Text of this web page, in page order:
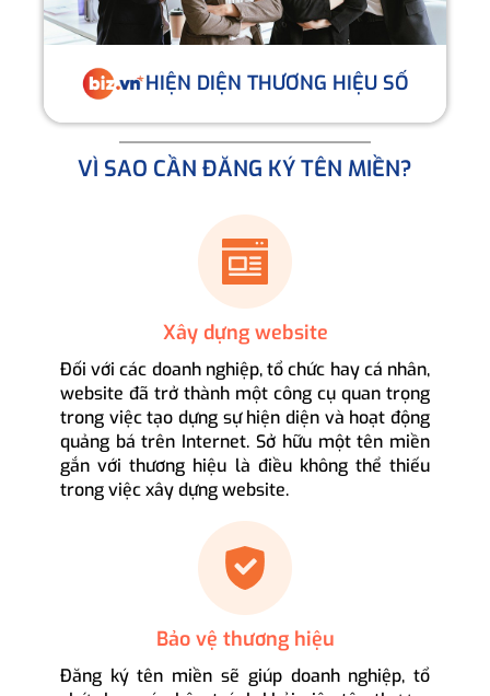
HIỆN DIỆN THƯƠNG HIỆU SỐ
VÌ SAO CẦN ĐĂNG KÝ TÊN MIỀN?
Xây dựng website
Đối với các doanh nghiệp, tổ chức hay cá nhân,
website đã trở thành một công cụ quan trọng
trong việc tạo dựng sự hiện diện và hoạt động
quảng bá trên Internet. Sở hữu một tên miền
gắn với thương hiệu là điều không thể thiếu
trong việc xây dựng website.
Bảo vệ thương hiệu
Đăng ký tên miền sẽ giúp doanh nghiệp, tổ